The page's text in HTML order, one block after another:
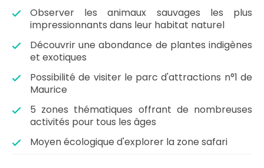
Observer les animaux sauvages les plus
impressionnants dans leur habitat naturel
Découvrir une abondance de plantes indigènes
et exotiques
Possibilité de visiter le parc d'attractions n°1 de
Maurice
5 zones thématiques offrant de nombreuses
activités pour tous les âges
Moyen écologique d'explorer la zone safari